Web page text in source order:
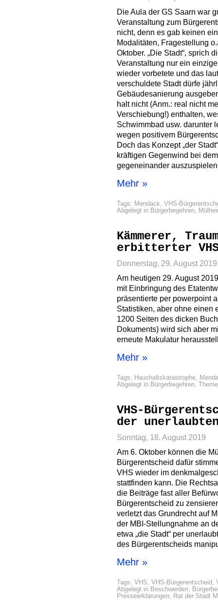
Die Aula der GS Saarn war
Veranstaltung zum
nicht, denn es gab keinen
Modalitäten, Fragestellung
Oktober. „Die Stadt“, sprich
Veranstaltung nur ein
wieder vorbetete und das
verschuldete Stadt dürfe
Gebäudesanierung
halt nicht (Anm.: real nicht
Verschiebung!) enthalten,
Schwimmbad usw. darunter
wegen positivem
Doch das Konzept „der
kräftigen Gegenwind bei
gegeneinander
Mehr »
Tags: Mendack, VHS-
Abgelegt in Bürgerbegehren,
Kämmerer,
erbitterter
Donnerstag, 29. August 2019
Am heutigen 29. August
mit Einbringung des
präsentierte per powerpoint
Statistiken, aber ohne einen
1200 Seiten des dicken
Dokuments) wird sich aber
erneute Makulatur
Mehr »
Tags: Haushaltskatastrophe,
Abgelegt in Bürgerbegehren,
VHS-
der
Sonntag, 18. August 2019
Am 6. Oktober können die
Bürgerentscheid dafür
VHS wieder im
stattfinden kann. Die
die Beiträge fast aller
Bürgerentscheid zu
verletzt das Grundrecht auf
der MBI-Stellungnahme an
etwa „die Stadt“ per
des Bürgerentscheids
Mehr »
Tags: VHS, VHS-Bürgerentscheid,
Abgelegt in Beschwerden,
Presseerklärungen, Rat der Stadt